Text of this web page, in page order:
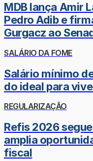
MDB lança Amir
Pedro Adib e
Gurgacz ao
SALÁRIO DA FOME
Salário mínimo
do ideal para
REGULARIZAÇÃO
Refis 2026
amplia
fiscal